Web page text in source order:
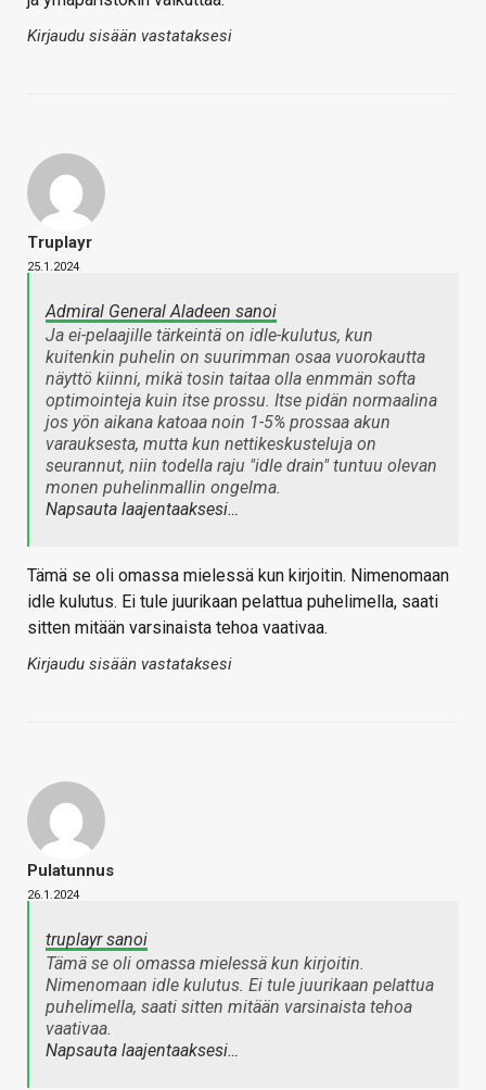
Kirjaudu sisään vastataksesi
Truplayr
25.1.2024
Admiral General Aladeen sanoi
Ja ei-pelaajille tärkeintä on idle-kulutus, kun
kuitenkin puhelin on suurimman osaa vuorokautta
näyttö kiinni, mikä tosin taitaa olla enmmän softa
optimointeja kuin itse prossu. Itse pidän normaalina
jos yön aikana katoaa noin 1-5% prossaa akun
varauksesta, mutta kun nettikeskusteluja on
seurannut, niin todella raju "idle drain" tuntuu olevan
monen puhelinmallin ongelma.
Napsauta laajentaaksesi…
Tämä se oli omassa mielessä kun kirjoitin. Nimenomaan
idle kulutus. Ei tule juurikaan pelattua puhelimella, saati
sitten mitään varsinaista tehoa vaativaa.
Kirjaudu sisään vastataksesi
Pulatunnus
26.1.2024
truplayr sanoi
Tämä se oli omassa mielessä kun kirjoitin.
Nimenomaan idle kulutus. Ei tule juurikaan pelattua
puhelimella, saati sitten mitään varsinaista tehoa
vaativaa.
Napsauta laajentaaksesi…